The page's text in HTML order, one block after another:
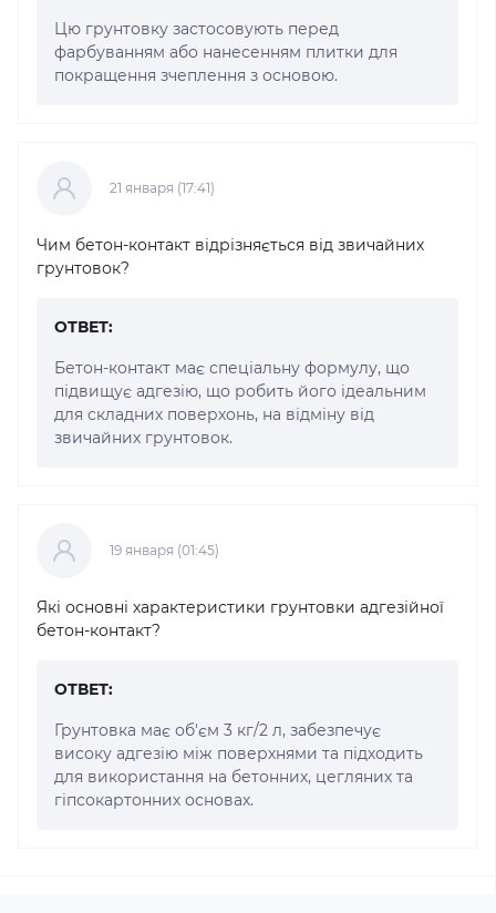
Цю грунтовку застосовують перед
фарбуванням або нанесенням плитки для
покращення зчеплення з основою.
21 января (17:41)
Чим бетон-контакт відрізняється від звичайних
грунтовок?
ОТВЕТ:
Бетон-контакт має спеціальну формулу, що
підвищує адгезію, що робить його ідеальним
для складних поверхонь, на відміну від
звичайних грунтовок.
19 января (01:45)
Які основні характеристики грунтовки адгезійної
бетон-контакт?
ОТВЕТ:
Грунтовка має об'єм 3 кг/2 л, забезпечує
високу адгезію між поверхнями та підходить
для використання на бетонних, цегляних та
гіпсокартонних основах.